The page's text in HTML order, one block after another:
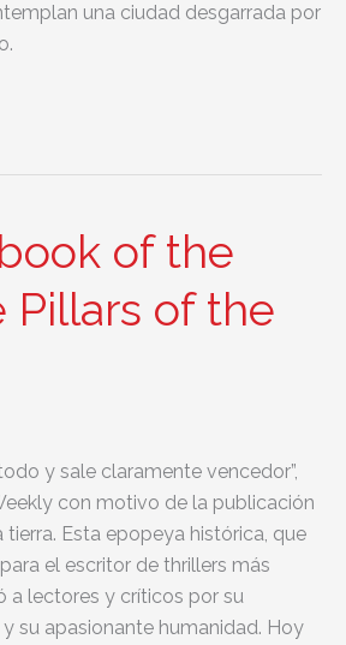
una ciudad desgarrada por
of the
Pillars of the
y sale claramente vencedor”,
con motivo de la publicación
tierra. Esta epopeya histórica, que
el escritor de thrillers más
a lectores y críticos por su
su apasionante humanidad. Hoy